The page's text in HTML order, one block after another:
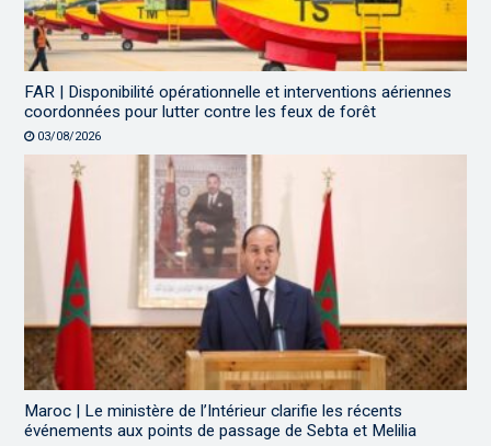
FAR | Disponibilité opérationnelle et interventions aériennes
coordonnées pour lutter contre les feux de forêt
03/08/2026
Maroc | Le ministère de l’Intérieur clarifie les récents
événements aux points de passage de Sebta et Melilia